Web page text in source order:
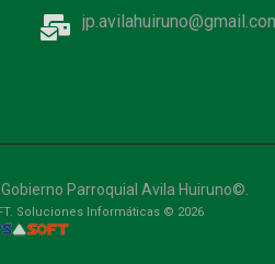
Parroquial Avila Huiruno©.
Soluciones Informáticas © 2026